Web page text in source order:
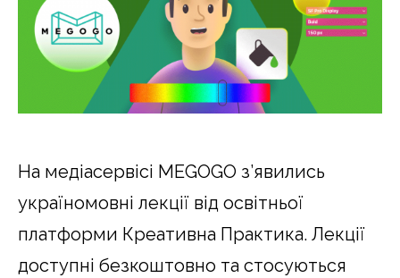
На медіасервісі MEGOGO з’явились
україномовні лекції від освітньої
платформи Креативна Практика. Лекції
доступні безкоштовно та стосуються